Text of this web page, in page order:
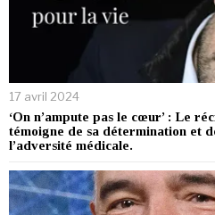
17 avril 2024
‘On n’ampute pas le cœur’ : Le
témoigne de sa détermination et
l’adversité médicale.